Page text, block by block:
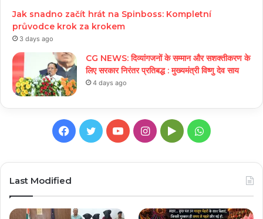
Jak snadno začít hrát na Spinboss: Kompletní
průvodce krok za krokem
3 days ago
CG NEWS: दिव्यांगजनों के सम्मान और सशक्तीकरण के
लिए सरकार निरंतर प्रतिबद्ध : मुख्यमंत्री विष्णु देव साय
4 days ago
Facebook
TwitterYouTubeInstagram
GoogleWhatsApp
Last Modified